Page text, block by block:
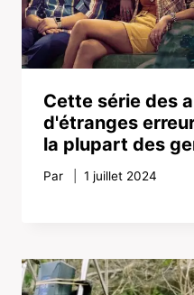
Cette série des
d'étranges
la plupart des
Par 1 juillet 2024